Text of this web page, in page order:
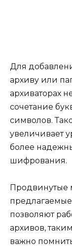
Для
архиву или
архиваторах
сочетание
символов.
увеличивает
более
шифрования.
Продвинутые
позволяют
архивов,
важно